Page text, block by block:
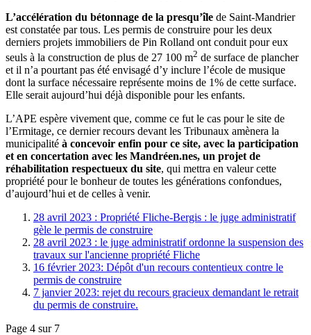
L’accélération du bétonnage de la presqu’île de Saint-Mandrier
est constatée par tous. Les permis de construire pour les deux
derniers projets immobiliers de Pin Rolland ont conduit pour eux
seuls à la construction de plus de 27 100 m2 de surface de plancher
et il n’a pourtant pas été envisagé d’y inclure l’école de musique
dont la surface nécessaire représente moins de 1% de cette surface.
Elle serait aujourd’hui déjà disponible pour les enfants.
L’APE espère vivement que, comme ce fut le cas pour le site de
l’Ermitage, ce dernier recours devant les Tribunaux amènera la
municipalité à concevoir enfin pour ce site, avec la participation
et en concertation avec les Mandréen.nes, un projet de
réhabilitation respectueux du site, qui mettra en valeur cette
propriété pour le bonheur de toutes les générations confondues,
d’aujourd’hui et de celles à venir.
28 avril 2023 : Propriété Fliche-Bergis : le juge administratif
gèle le permis de construire
28 avril 2023 : le juge administratif ordonne la suspension des
travaux sur l'ancienne propriété Fliche
16 février 2023: Dépôt d'un recours contentieux contre le
permis de construire
7 janvier 2023: rejet du recours gracieux demandant le retrait
du permis de construire.
Page 4 sur 7